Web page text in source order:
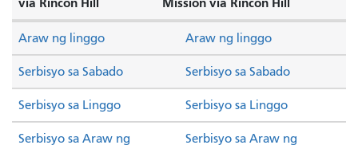
Serbisyo sa Sabado Serbisyo sa Sabado
Serbisyo sa Linggo Serbisyo sa Linggo
Araw ng linggo Araw ng linggo
Serbisyo sa Araw ng
Serbisyo sa Araw ng